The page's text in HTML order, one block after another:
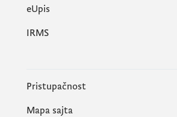
еUpis
IRMS
Pristupačnost
Mapa sajta